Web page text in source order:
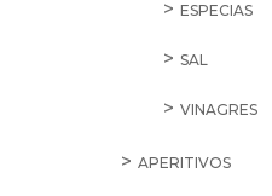
ESPECIAS
SAL
VINAGRES
APERITIVOS